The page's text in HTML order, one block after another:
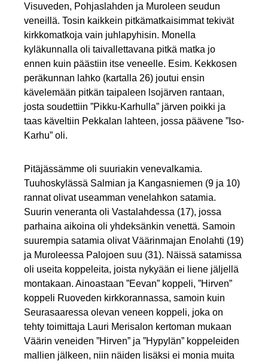
Visuveden, Pohjaslahden ja Muroleen seudun
veneillä. Tosin kaikkein pitkämatkaisimmat tekivät
kirkkomatkoja vain juhlapyhisin. Monella
kyläkunnalla oli taivallettavana pitkä matka jo
ennen kuin päästiin itse veneelle. Esim. Kekkosen
peräkunnan lahko (kartalla 26) joutui ensin
kävelemään pitkän taipaleen lsojärven rantaan,
josta soudettiin ”Pikku-Karhulla” järven poikki ja
taas käveltiin Pekkalan lahteen, jossa päävene ”Iso-
Karhu” oli.
Pitäjässämme oli suuriakin venevalkamia.
Tuuhoskylässä Salmian ja Kangasniemen (9 ja 10)
rannat olivat useamman venelahkon satamia.
Suurin veneranta oli Vastalahdessa (17), jossa
parhaina aikoina oli yhdeksänkin venettä. Samoin
suurempia satamia olivat Väärinmajan Enolahti (19)
ja Muroleessa Palojoen suu (31). Näissä satamissa
oli useita koppeleita, joista nykyään ei liene jäljellä
montakaan. Ainoastaan ”Eevan” koppeli, ”Hirven”
koppeli Ruoveden kirkkorannassa, samoin kuin
Seurasaaressa olevan veneen koppeli, joka on
tehty toimittaja Lauri Merisalon kertoman mukaan
Väärin veneiden ”Hirven” ja ”Hypylän” koppeleiden
mallien jälkeen, niin näiden lisäksi ei monia muita